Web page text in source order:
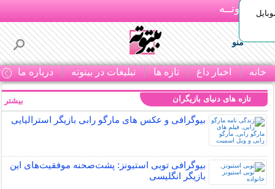
بـیتوتــه
منو
خانه اخبار داغ تازه ها تبلیغات در بیتوته درباره ما
تازه های دنیای بازیگران
بیوگرافی و عکس های مارگو رابی بازیگر استرالیایی
بیوگرافی توبی استیونز: پشت‌صحنه موفقیت‌های این
بازیگر انگلیسی
بیشتر